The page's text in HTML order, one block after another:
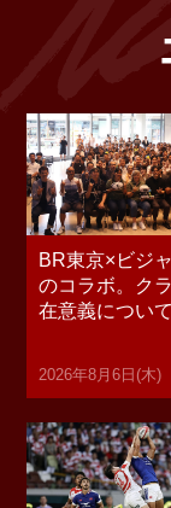
BR東京×ビジ
のコラボ。ク
在意義につい
2026年8月6日(木)